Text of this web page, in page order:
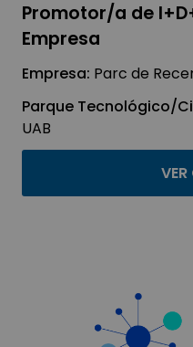
Promotor/a de
Empresa
Empresa: Parc de
Parque Tecnológico/
UAB
VER